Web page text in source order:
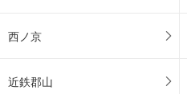
西ノ京
近鉄郡山